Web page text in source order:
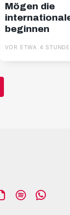
Mögen die
beginnen
VOR ETWA 4